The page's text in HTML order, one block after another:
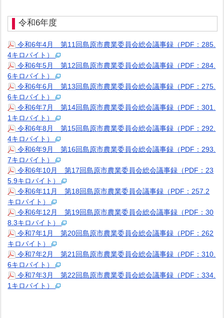
令和6年度
令和6年4月 第11回島原市農業委員会総会議事録（PDF：285.
4キロバイト）
令和6年5月 第12回島原市農業委員会総会議事録（PDF：284.
6キロバイト）
令和6年6月 第13回島原市農業委員会総会議事録（PDF：275.
6キロバイト）
令和6年7月 第14回島原市農業委員会総会議事録（PDF：301.
1キロバイト）
令和6年8月 第15回島原市農業委員会総会議事録（PDF：292.
4キロバイト）
令和6年9月 第16回島原市農業委員会総会議事録（PDF：293.
7キロバイト）
令和6年10月 第17回島原市農業委員会総会議事録（PDF：23
5.9キロバイト）
令和6年11月 第18回島原市農業委員会議事録（PDF：257.2
キロバイト）
令和6年12月 第19回島原市農業委員会総会議事録（PDF：30
8.3キロバイト）
令和7年1月 第20回島原市農業委員会総会議事録（PDF：262
キロバイト）
令和7年2月 第21回島原市農業委員会総会議事録（PDF：310.
6キロバイト）
令和7年3月 第22回島原市農業委員会総会議事録（PDF：334.
1キロバイト）